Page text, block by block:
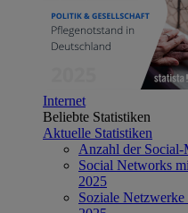
Internet
Beliebte Statistiken
Aktuelle Statistiken
Anzahl der
Social Networks
2025
Soziale